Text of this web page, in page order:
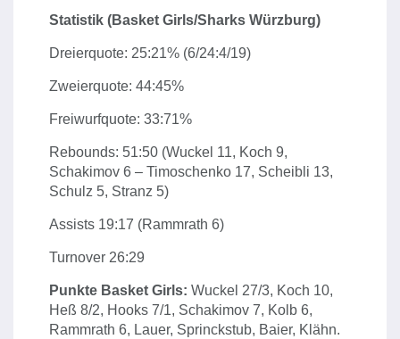
Statistik (Basket Girls/Sharks Würzburg)
Dreierquote: 25:21% (6/24:4/19)
Zweierquote: 44:45%
Freiwurfquote: 33:71%
Rebounds: 51:50 (Wuckel 11, Koch 9,
Schakimov 6 – Timoschenko 17, Scheibli 13,
Schulz 5, Stranz 5)
Assists 19:17 (Rammrath 6)
Turnover 26:29
Punkte Basket Girls: Wuckel 27/3, Koch 10,
Heß 8/2, Hooks 7/1, Schakimov 7, Kolb 6,
Rammrath 6, Lauer, Sprinckstub, Baier, Klähn.